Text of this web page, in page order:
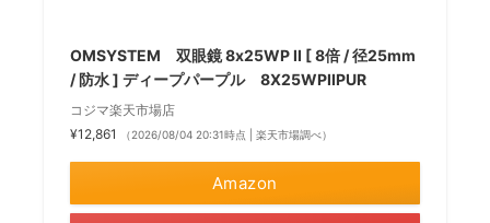
OMSYSTEM 双眼鏡 8x25WP II [ 8倍 / 径25mm
/ 防水 ] ディープパープル 8X25WPIIPUR
コジマ楽天市場店
¥12,861
（2026/08/04 20:31時点 | 楽天市場調べ）
Amazon